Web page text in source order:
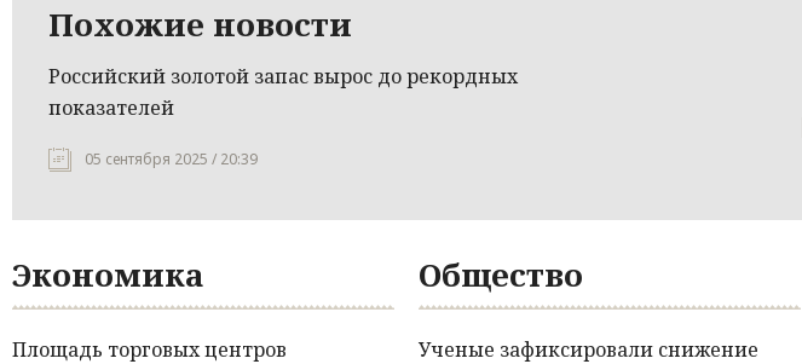
Похожие новости
Российский золотой запас вырос до рекордных
показателей
05 сентября 2025 / 20:39
Экономика
Площадь торговых центров
Общество
Ученые зафиксировали снижение